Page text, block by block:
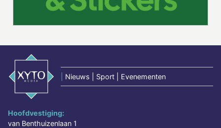
Nieuws | Sport | Evenementen
Hoofdvestiging:
van Benthuizenlaan 1